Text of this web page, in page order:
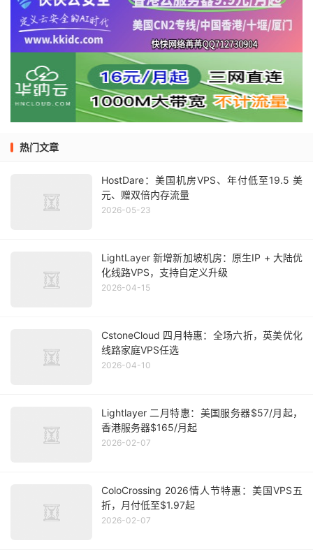
热门文章
HostDare：美国机房VPS、年付低至19.5 美
元、赠双倍内存流量
2026-05-23
LightLayer 新增新加坡机房：原生IP + 大陆优
化线路VPS，支持自定义升级
2026-04-15
CstoneCloud 四月特惠：全场六折，英美优化
线路家庭VPS任选
2026-04-10
Lightlayer 二月特惠：美国服务器$57/月起，
香港服务器$165/月起
2026-02-07
ColoCrossing 2026情人节特惠：美国VPS五
折，月付低至$1.97起
2026-02-07